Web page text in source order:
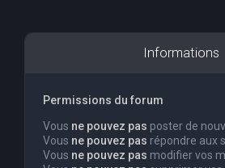
Informations
Permissions du forum
Vous ne pouvez pas poster de
Vous ne pouvez pas répondre aux
Vous ne pouvez pas modifier vos